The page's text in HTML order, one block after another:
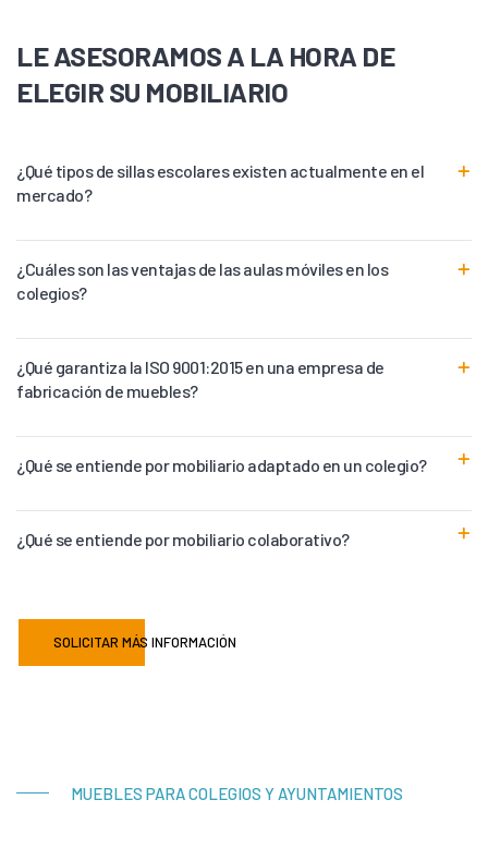
LE ASESORAMOS A LA HORA DE
ELEGIR SU MOBILIARIO
¿Qué tipos de sillas escolares existen actualmente en el
mercado?
¿Cuáles son las ventajas de las aulas móviles en los
colegios?
¿Qué garantiza la ISO 9001:2015 en una empresa de
fabricación de muebles?
¿Qué se entiende por mobiliario adaptado en un colegio?
¿Qué se entiende por mobiliario colaborativo?
SOLICITAR MÁS INFORMACIÓN
MUEBLES PARA COLEGIOS Y AYUNTAMIENTOS